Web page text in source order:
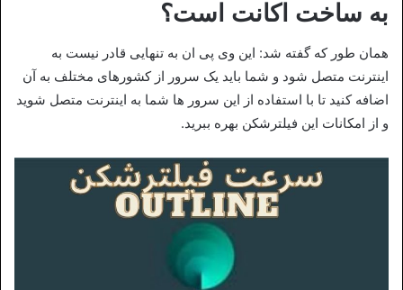
به ساخت اکانت است؟
همان طور که گفته شد: این وی پی ان به تنهایی قادر نیست به
اینترنت متصل شود و شما باید یک سرور از کشورهای مختلف به آن
اضافه کنید تا با استفاده از این سرور ها شما به اینترنت متصل شوید
و از امکانات این فیلترشکن بهره ببرید.